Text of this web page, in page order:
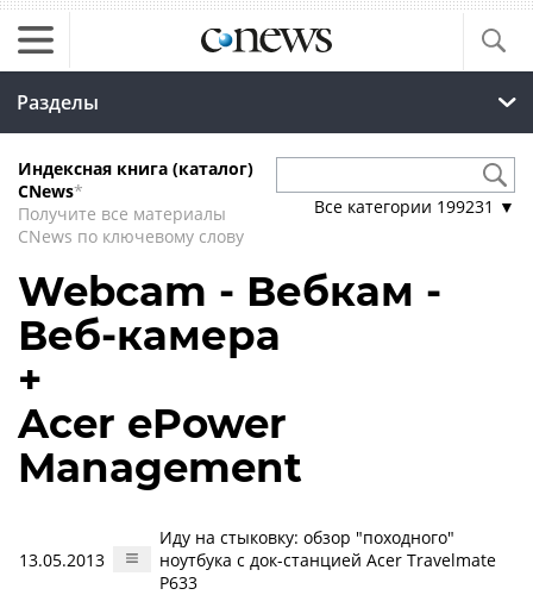
Разделы
Индексная книга (каталог)
CNews*
Получите все материалы
CNews по ключевому слову
Все категории 199231 ▼
Webcam - Вебкам -
Веб-камера
+
Acer ePower
Management
13.05.2013
Иду на стыковку: обзор "походного"
ноутбука с док-станцией Acer Travelmate
P633